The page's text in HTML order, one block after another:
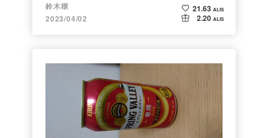
鈴木穣
2023/04/02
21.63 ALIS
2.20 ALIS